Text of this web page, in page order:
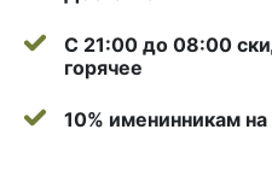
С 21:00 до 08:00
горячее
10% именинникам на